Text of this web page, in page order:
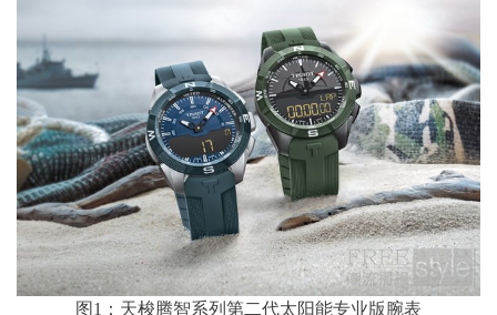
图1：天梭腾智系列第二代太阳能专业版腕表